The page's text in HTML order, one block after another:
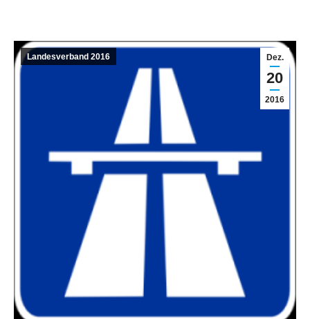
Dez.
20
2016
Landesverband 2016